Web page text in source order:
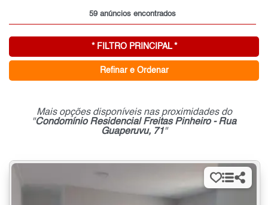
59 anúncios encontrados
* FILTRO PRINCIPAL *
Refinar e Ordenar
Mais opções disponíveis nas proximidades do
"Condomínio Residencial Freitas Pinheiro - Rua
Guaperuvu, 71"